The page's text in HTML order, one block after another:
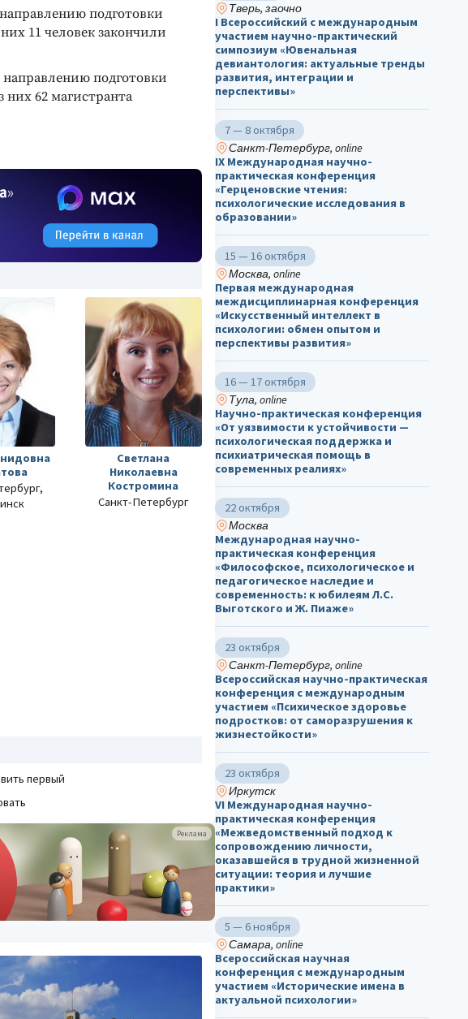
подготовки
11 человек закончили
подготовки
62 магистранта
Светлана
Николаевна
Костромина
Санкт-Петербург
первый
Реклама
Тверь, заочно
I Всероссийский с международным
участием научно-практический
симпозиум «Ювенальная
девиантология: актуальные тренды
развития, интеграции и
перспективы»
7 — 8 октября
Санкт-Петербург, online
IX Международная научно-
практическая конференция
«Герценовские чтения:
психологические исследования в
образовании»
15 — 16 октября
Москва, online
Первая международная
междисциплинарная конференция
«Искусственный интеллект в
психологии: обмен опытом и
перспективы развития»
16 — 17 октября
Тула, online
Научно-практическая конференция
«От уязвимости к устойчивости —
психологическая поддержка и
психиатрическая помощь в
современных реалиях»
22 октября
Москва
Международная научно-
практическая конференция
«Философское, психологическое и
педагогическое наследие и
современность: к юбилеям Л.С.
Выготского и Ж. Пиаже»
23 октября
Санкт-Петербург, online
Всероссийская научно-практическая
конференция с международным
участием «Психическое здоровье
подростков: от саморазрушения к
жизнестойкости»
23 октября
Иркутск
VI Международная научно-
практическая конференция
«Межведомственный подход к
сопровождению личности,
оказавшейся в трудной жизненной
ситуации: теория и лучшие
практики»
5 — 6 ноября
Самара, online
Всероссийская научная
конференция с международным
участием «Исторические имена в
актуальной психологии»